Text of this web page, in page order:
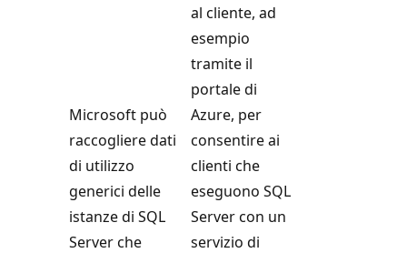
Microsoft può
raccogliere dati
di utilizzo
generici delle
istanze di SQL
Server che
al cliente, ad
esempio
tramite il
portale di
Azure, per
consentire ai
clienti che
eseguono SQL
Server con un
servizio di